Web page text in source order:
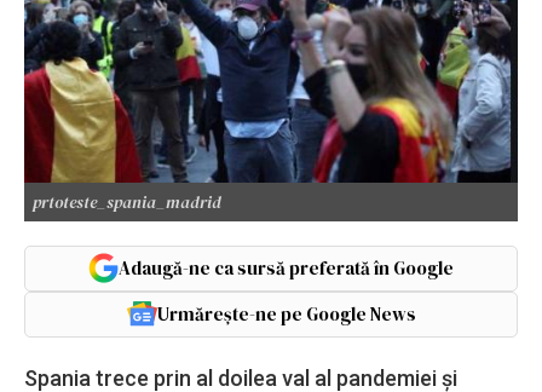
prtoteste_spania_madrid
Adaugă-ne ca sursă preferată în Google
Urmărește-ne pe Google News
Spania trece prin al doilea val al pandemiei şi